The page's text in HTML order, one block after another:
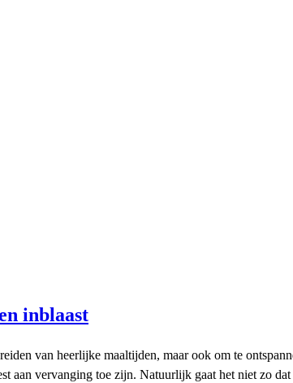
inblaast
van heerlijke maaltijden, maar ook om te
vervanging toe zijn. Natuurlijk gaat het niet zo